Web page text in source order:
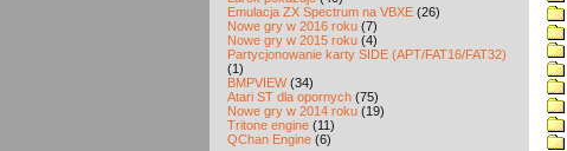
Emulacja ZX Spectrum na VBXE (26)
Nowe gry w 2016 roku (7)
Nowe gry w 2015 roku (4)
Partycjonowanie karty SIDE (APT/FAT16/FAT32)
(1)
BMPVIEW(34)
Atari ST dla opornych (75)
Nowe gry w 2014 roku (19)
Tritone engine (11)
QChan Engine (6)